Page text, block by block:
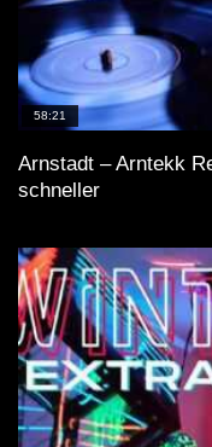
58:21
Arnstadt – Arntekk
schneller